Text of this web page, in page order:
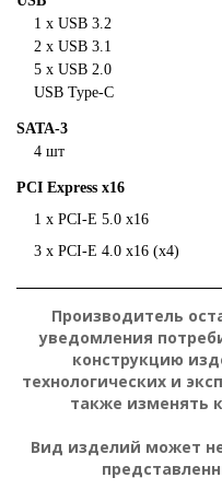
1 х USB 3.2
2 х USB 3.1
5 х USB 2.0
USB Type-C
SATA-3
4 шт
PCI Express x16
1 x PCI-E 5.0 x16
3 x PCI-E 4.0 x16 (x4)
Производитель
уведомления
конструкцию
технологических и
также изменять
Вид изделий может